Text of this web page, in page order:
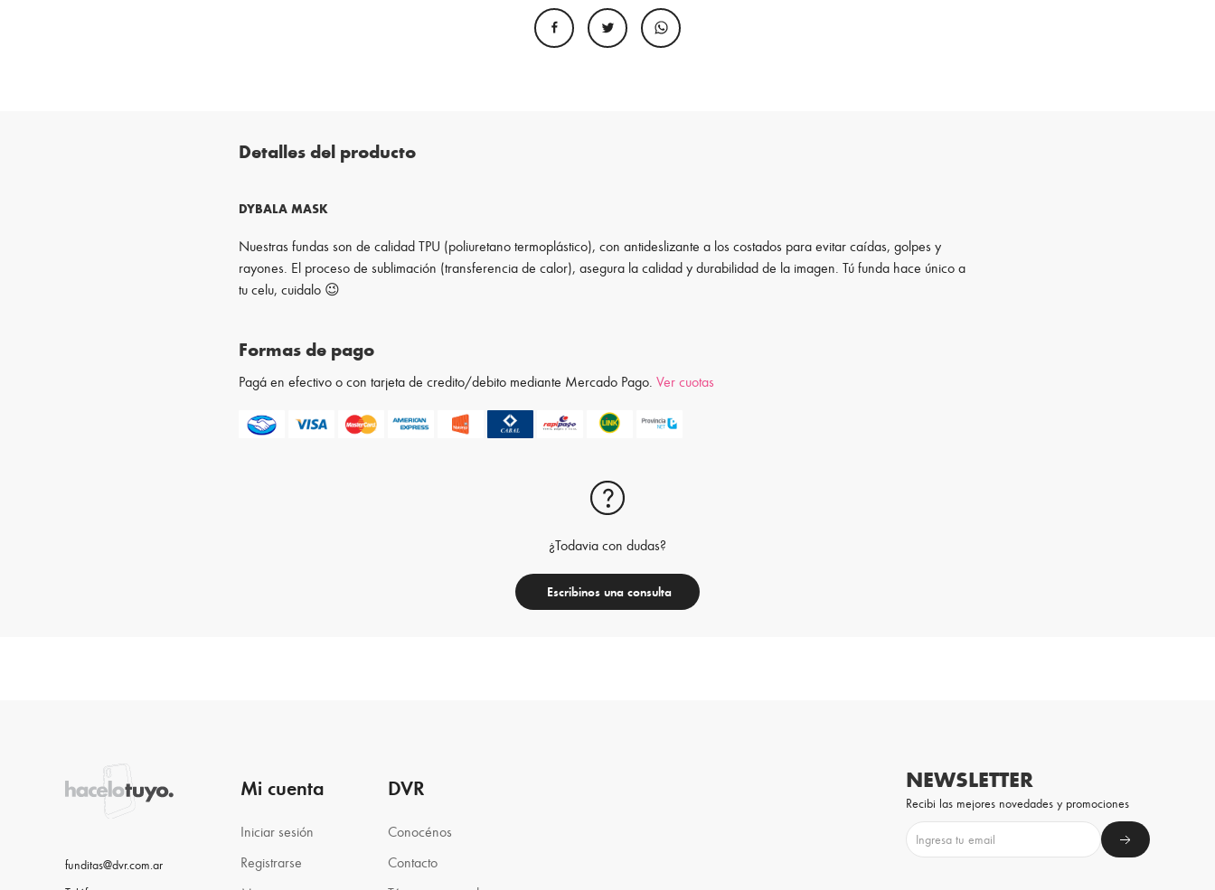
Detalles del producto
DYBALA MASK
Nuestras fundas son de calidad TPU (poliuretano termoplástico), con antideslizante a los costados para evitar caídas, golpes y
rayones. El proceso de sublimación (transferencia de calor), asegura la calidad y durabilidad de la imagen. Tú funda hace único a
tu celu, cuidalo 😉
Formas de pago
Pagá en efectivo o con tarjeta de credito/debito mediante Mercado Pago.Ver cuotas
¿Todavia con dudas?
Escribinos una consulta
funditas@dvr.com.ar
Mi cuenta
Iniciar sesión
Registrarse
DVR
Conocénos
Contacto
NEWSLETTER
Recibi las mejores novedades y promociones